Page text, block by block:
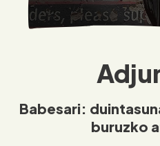
Babesari:
buruzko